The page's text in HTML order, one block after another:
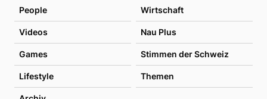
People Wirtschaft
Videos Nau Plus
Games Stimmen der Schweiz
Lifestyle Themen